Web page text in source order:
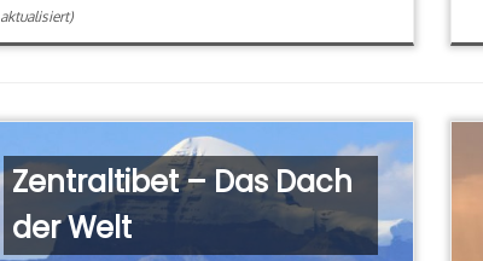
aktualisiert)
Zentraltibet – Das Dach
der Welt